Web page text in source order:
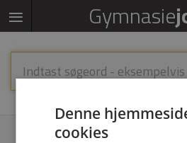
Gymnasie
Denne
cookies